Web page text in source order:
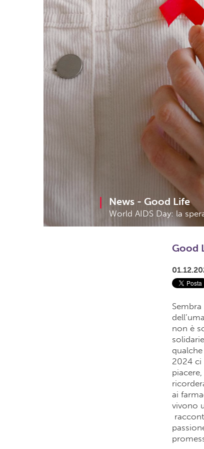
News - Good Life
World AIDS Day: la
Good
non è
2024 ci
ai
vivono